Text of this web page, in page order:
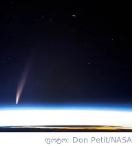
ფოტო: Don Petit/NASA